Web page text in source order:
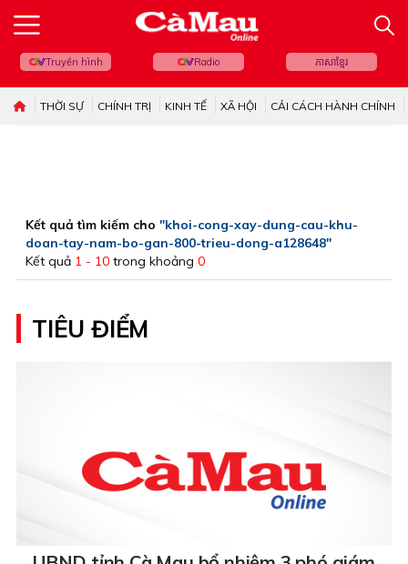
Truyền hình Radio ភាសាខ្មែរ
THỜI SỰ CHÍNH TRỊ KINH TẾ XÃ HỘI CẢI CÁCH HÀNH CHÍNH
Kết quả tìm kiếm cho "khoi-cong-xay-dung-cau-khu-
doan-tay-nam-bo-gan-800-trieu-dong-a128648"
Kết quả 1 - 10 trong khoảng 0
TIÊU ĐIỂM